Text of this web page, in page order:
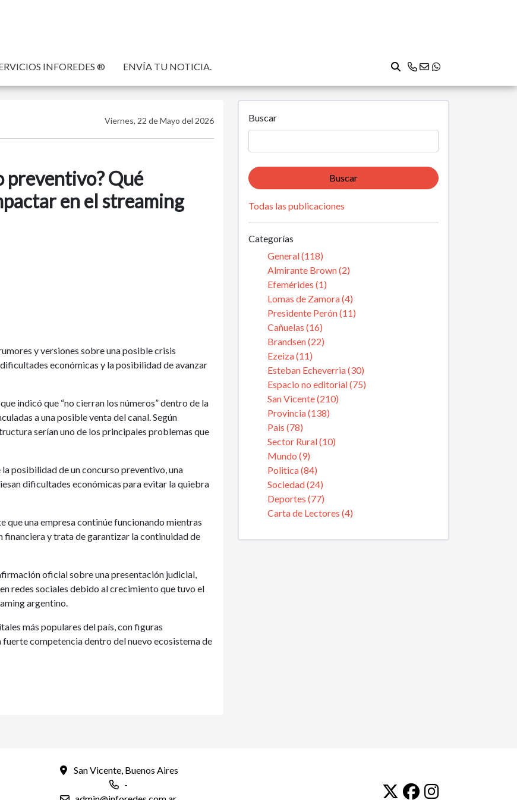
INFOREDES ® ENVÍA TU NOTICIA.
Viernes, 22 de Mayo del 2026
preventivo? Qué
en el streaming
y versiones sobre una posible crisis
económicas y la posibilidad de avanzar
indicó que “no cierran los números” dentro de la
a una posible venta del canal. Según
serían uno de los principales problemas que
posibilidad de un concurso preventivo, una
dificultades económicas para evitar la quiebra
que una empresa continúe funcionando mientras
financiera y trata de garantizar la continuidad de
oficial sobre una presentación judicial,
redes sociales debido al crecimiento que tuvo el
argentino.
más populares del país, con figuras
competencia dentro del nuevo ecosistema de
Buscar
Buscar
Todas las publicaciones
Categorías
General (118)
Almirante Brown (2)
Efemérides (1)
Lomas de Zamora (4)
Presidente Perón (11)
Cañuelas (16)
Brandsen (22)
Ezeiza (11)
Esteban Echeverria (30)
Espacio no editorial (75)
San Vicente (210)
Provincia (138)
Pais (78)
Sector Rural (10)
Mundo (9)
Politica (84)
Sociedad (24)
Deportes (77)
Carta de Lectores (4)
San Vicente, Buenos Aires
-